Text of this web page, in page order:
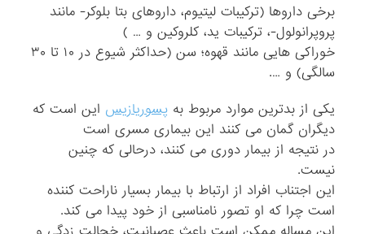
برخی داروها (ترکیبات لیتیوم، داروهای بتا بلوکر- مانند
پروپرانولول-، ترکیبات ید، کلروکین و … )
خوراکی هایی مانند قهوه؛ سن (حداکثر شیوع در ۱۰ تا ۳۰
سالگی) و ….
یکی از بدترین موارد مربوط بهپسوریازیس این است که
دیگران گمان می کنند این بیماری مسری است
در نتیجه از بیمار دوری می کنند، درحالی که چنین
نیست.
این اجتناب افراد از ارتباط با بیمار بسیار ناراحت کننده
است چرا که او تصور نامناسبی از خود پیدا می کند.